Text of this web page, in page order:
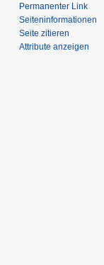
Permanenter Link
Seiten­­informationen
Seite zitieren
Attribute anzeigen